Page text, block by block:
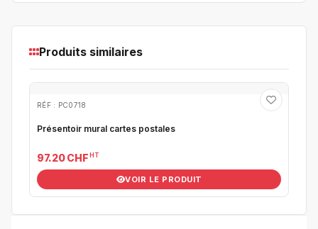
Produits similaires
RÉF : PC0718
Présentoir mural cartes postales
97.20 CHF HT
VOIR LE PRODUIT